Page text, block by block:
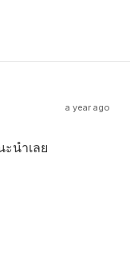
a year ago
นำเลย